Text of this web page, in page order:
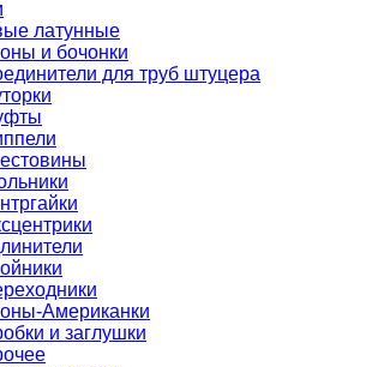
латунные
и бочонки
для труб штуцера
Американки
и заглушки